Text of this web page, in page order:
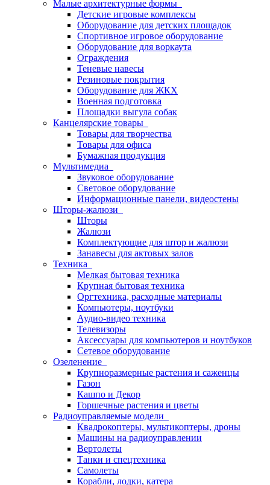
Малые архитектурные формы
Детские игровые комплексы
Оборудование для детских площадок
Спортивное игровое оборудование
Оборудование для воркаута
Ограждения
Теневые навесы
Резиновые покрытия
Оборудование для ЖКХ
Военная подготовка
Площадки выгула собак
Канцелярские товары
Товары для творчества
Товары для офиса
Бумажная продукция
Мультимедиа
Звуковое оборудование
Световое оборудование
Информационные панели, видеостены
Шторы-жалюзи
Шторы
Жалюзи
Комплектующие для штор и жалюзи
Занавесы для актовых залов
Техника
Мелкая бытовая техника
Крупная бытовая техника
Оргтехника, расходные материалы
Компьютеры, ноутбуки
Аудио-видео техника
Телевизоры
Аксессуары для компьютеров и ноутбуков
Сетевое оборудование
Озеленение
Крупноразмерные растения и саженцы
Газон
Кашпо и Декор
Горшечные растения и цветы
Радиоуправляемые модели
Квадрокоптеры, мультикоптеры, дроны
Машины на радиоуправлении
Вертолеты
Танки и спецтехника
Самолеты
Корабли, лодки, катера